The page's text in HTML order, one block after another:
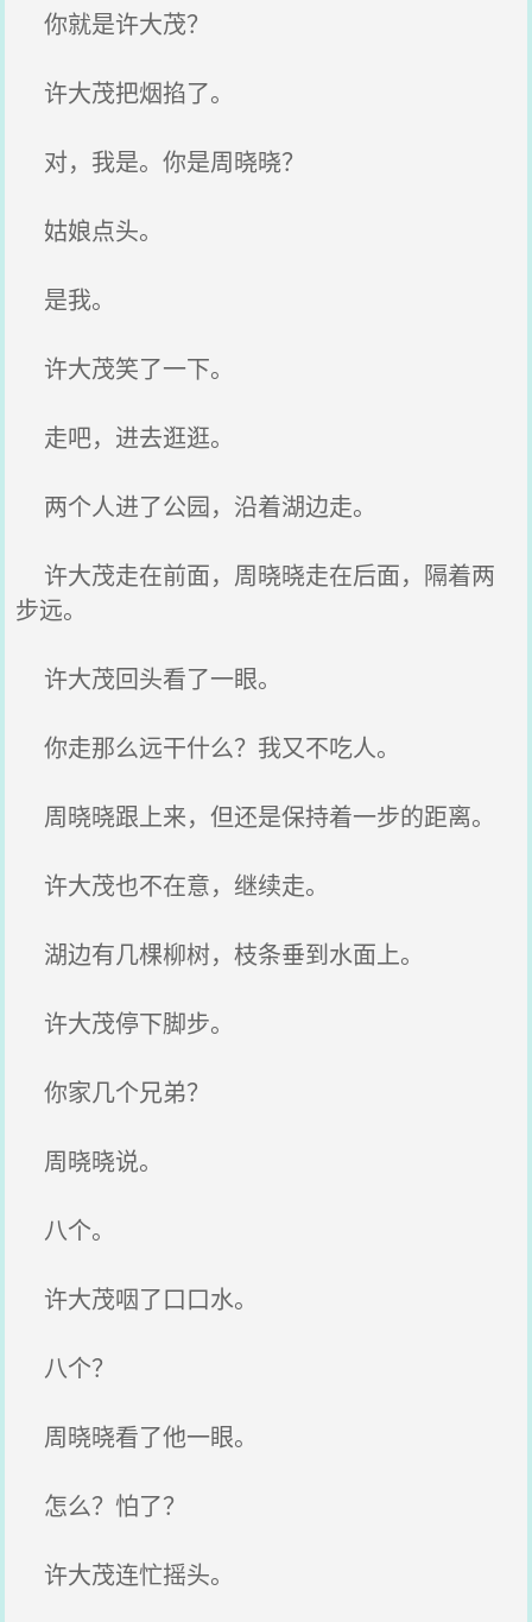
你就是许大茂？
许大茂把烟掐了。
对，我是。你是周晓晓？
姑娘点头。
是我。
许大茂笑了一下。
走吧，进去逛逛。
两个人进了公园，沿着湖边走。
许大茂走在前面，周晓晓走在后面，隔着两
步远。
许大茂回头看了一眼。
你走那么远干什么？我又不吃人。
周晓晓跟上来，但还是保持着一步的距离。
许大茂也不在意，继续走。
湖边有几棵柳树，枝条垂到水面上。
许大茂停下脚步。
你家几个兄弟？
周晓晓说。
八个。
许大茂咽了口口水。
八个？
周晓晓看了他一眼。
怎么？怕了？
许大茂连忙摇头。